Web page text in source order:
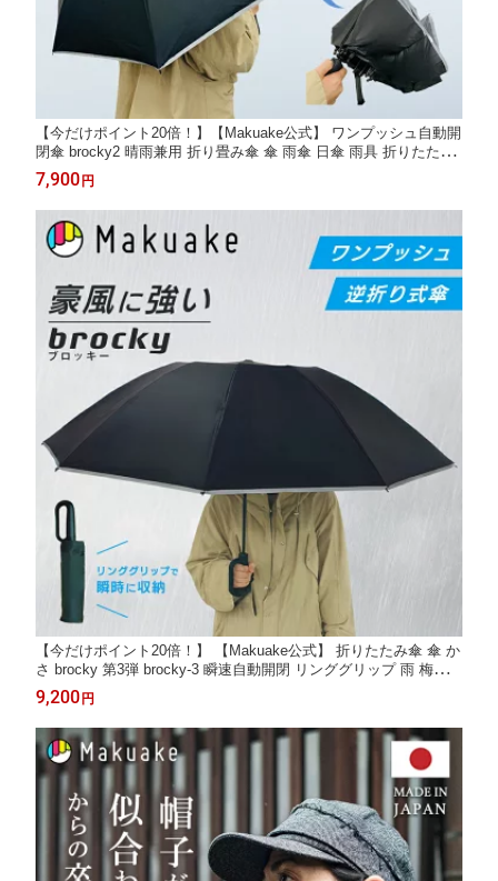
【今だけポイント20倍！】【Makuake公式】 ワンプッシュ自動開
閉傘 brocky2 晴雨兼用 折り畳み傘 傘 雨傘 日傘 雨具 折りたたみ
軽量 コンパクト 逆折りたたみ式 濡れにくい 撥水 防水 反射材付
き 自動開閉 収納ケース付き マクアケ Makuake
7,900 円
【今だけポイント20倍！】 【Makuake公式】 折りたたみ傘 傘 か
さ brocky 第3弾 brocky-3 瞬速自動開閉 リンググリップ 雨 梅雨
持ち運び 楽 収納 簡単 耐久 専用カバー付属 便利 通勤 通学 旅行
お出かけ 買い物 アウトドア キャンプ brocky3 Makuake マクアケ
9,200 円